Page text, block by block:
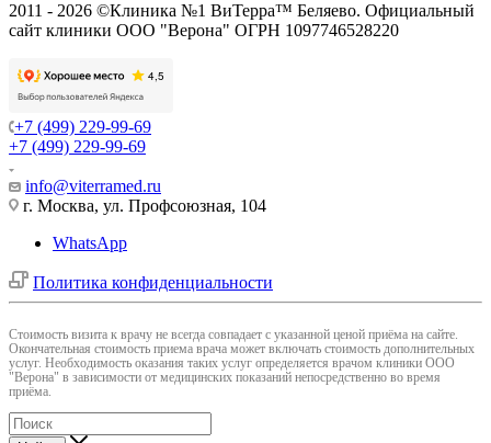
2011 - 2026 ©Клиника №1 ВиТерра™ Беляево. Официальный
сайт клиники ООО "Верона" ОГРН 1097746528220
+7 (499) 229-99-69
+7 (499) 229-99-69
info@viterramed.ru
г. Москва, ул. Профсоюзная, 104
WhatsApp
Политика конфиденциальности
Cтоимость визита к врачу не всегда совпадает с указанной ценой приёма на сайте.
Окончательная стоимость приема врача может включать стоимость дополнительных
услуг. Необходимость оказания таких услуг определяется врачом клиники ООО
"Верона" в зависимости от медицинских показаний непосредственно во время
приёма.